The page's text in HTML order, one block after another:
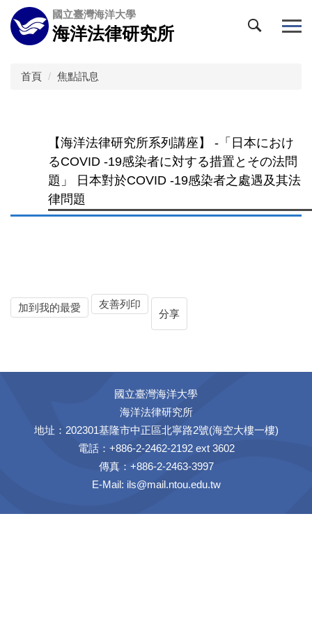
跳
到
主
國立臺灣海洋大學
海洋法律研究所
首頁 焦點訊息
【海洋法律研究所系列講座】 -「日本におけ
るCOVID -19感染者に対する措置とその法問
題」 日本對於COVID -19感染者之處遇及其法
律問題
加到我的最愛
友善列印
分享
國立臺灣海洋大學
海洋法律研究所
地址：202301基隆市中正區北寧路2號(海空大樓一樓)
電話：+886-2-2462-2192 ext 3602
傳真：+886-2-2463-3997
E-Mail: ils@mail.ntou.edu.tw